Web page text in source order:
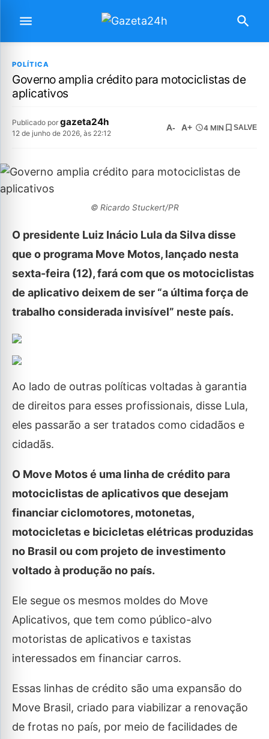
POLÍTICA
Governo amplia crédito para motociclistas de
aplicativos
Publicado por gazeta24h
12 de junho de 2026, às 22:12
A- A+ 4 MIN SALVE
© Ricardo Stuckert/PR
O presidente Luiz Inácio Lula da Silva disse
que o programa Move Motos, lançado nesta
sexta-feira (12), fará com que os motociclistas
de aplicativo deixem de ser “a última força de
trabalho considerada invisível” neste país.
Ao lado de outras políticas voltadas à garantia
de direitos para esses profissionais, disse Lula,
eles passarão a ser tratados como cidadãos e
cidadãs.
O Move Motos é uma linha de crédito para
motociclistas de aplicativos que desejam
financiar ciclomotores, motonetas,
motocicletas e bicicletas elétricas produzidas
no Brasil ou com projeto de investimento
voltado à produção no país.
Ele segue os mesmos moldes do Move
Aplicativos, que tem como público-alvo
motoristas de aplicativos e taxistas
interessados em financiar carros.
Essas linhas de crédito são uma expansão do
Move Brasil, criado para viabilizar a renovação
de frotas no país, por meio de facilidades de